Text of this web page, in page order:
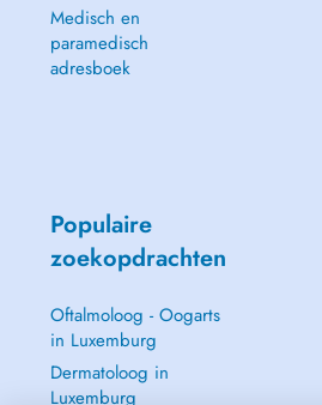
Medisch en
paramedisch
adresboek
Populaire
zoekopdrachten
Oftalmoloog - Oogarts
in Luxemburg
Dermatoloog in
Luxemburg